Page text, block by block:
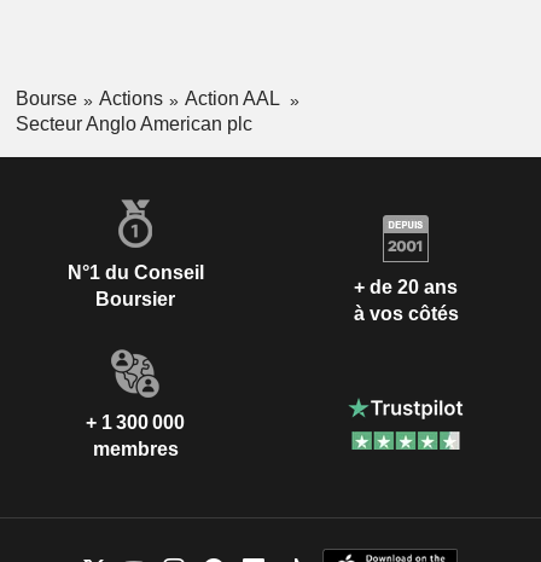
Bourse Actions
Action AAL
Secteur Anglo American plc
N°1 du Conseil
Boursier
+ de 20 ans
à vos côtés
+ 1 300 000
membres